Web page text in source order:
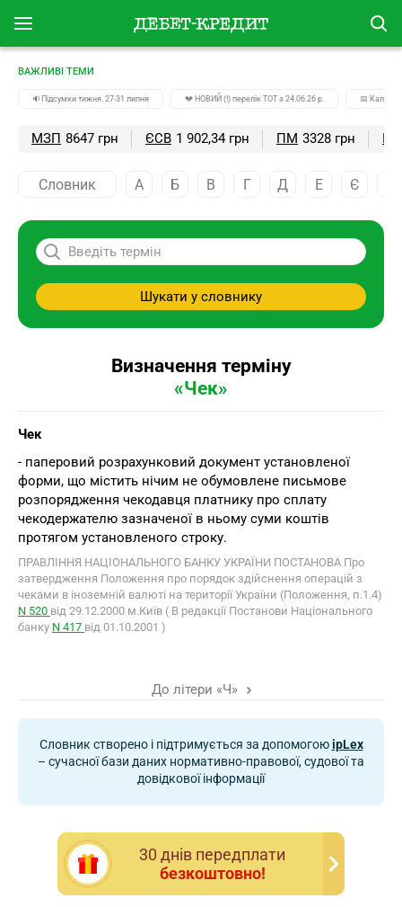
ВАЖЛИВІ ТЕМИ
🔉Підсумки тижня. 27-31 липня 💔 НОВИЙ (!) перелік ТОТ з 24.06.26 р. 📅
МЗП 8647 грн ЄСВ 1 902,34 грн ПМ 3328 грн
Словник А Б В Г Д Е Є
Шукати у словнику
Визначення терміну
«Чек»
Чек
- паперовий розрахунковий документ установленої
форми, що містить нічим не обумовлене письмове
розпорядження чекодавця платнику про сплату
чекодержателю зазначеної в ньому суми коштів
протягом установленого строку.
ПРАВЛІННЯ НАЦІОНАЛЬНОГО БАНКУ УКРАЇНИ ПОСТАНОВА Про
затвердження Положення про порядок здійснення операцій з
чеками в іноземній валюті на території України (Положення, п.1.4)
N 520 від 29.12.2000 м.Київ ( В редакції Постанови Національного
банку N 417 від 01.10.2001 )
До літери «Ч»
Словник створено і підтримується за допомогоюipLex
– сучасної бази даних нормативно-правової, судової та
довідкової інформації
30 днiв передплати
безкоштовно!